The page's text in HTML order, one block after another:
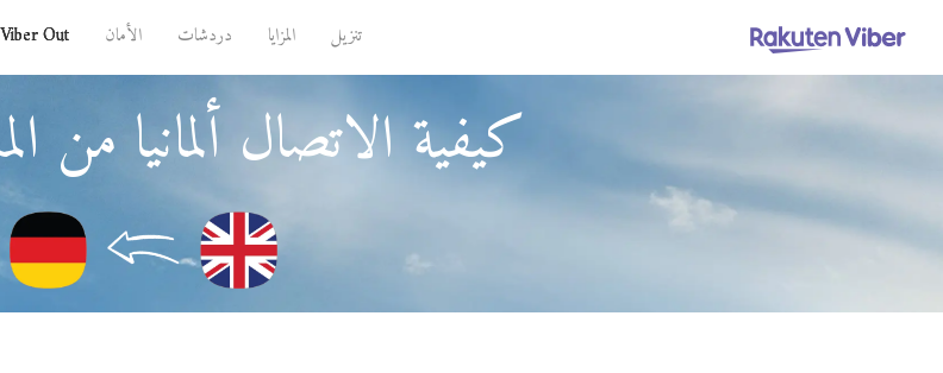
تنزيل المزايا دردشات الأمان Viber Out
كيفية الاتصال ألمانيا من